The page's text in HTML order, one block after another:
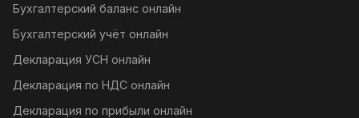
Бухгалтерский баланс онлайн
Бухгалтерский учёт онлайн
Декларация УСН онлайн
Декларация по НДС онлайн
Декларация по прибыли онлайн